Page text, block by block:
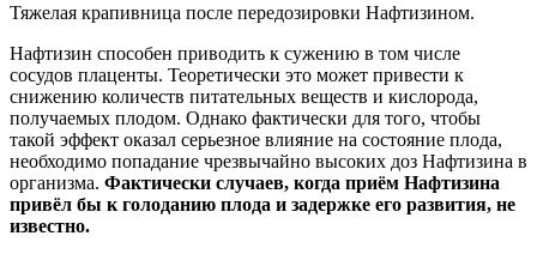
Тяжелая крапивница после передозировки Нафтизином.
Нафтизин способен приводить к сужению в том числе
сосудов плаценты. Теоретически это может привести к
снижению количеств питательных веществ и кислорода,
получаемых плодом. Однако фактически для того, чтобы
такой эффект оказал серьезное влияние на состояние плода,
необходимо попадание чрезвычайно высоких доз Нафтизина в
организма. Фактически случаев, когда приём Нафтизина
привёл бы к голоданию плода и задержке его развития, не
известно.